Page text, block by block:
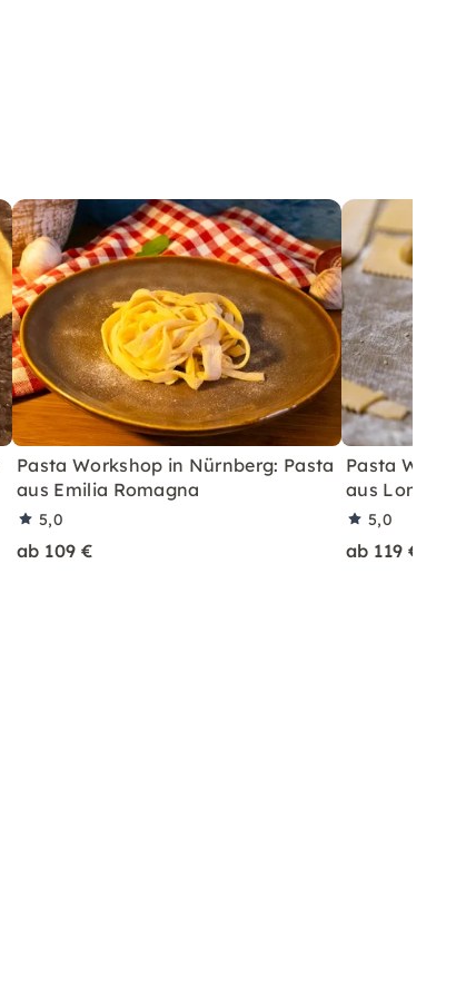
Pasta Workshop in Nürnberg: Pasta
aus Emilia Romagna
5,0
ab 109 €
Pasta
aus
5,0
ab 119 €